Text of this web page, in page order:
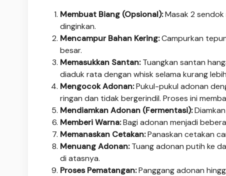
Membuat Biang (Opsional):Masak 2 sendok
dinginkan.
Mencampur Bahan Kering:Campurkan
besar.
Memasukkan Santan:Tuangkan santan
diaduk rata dengan whisk selama kurang
Mengocok Adonan:Pukul-pukul adonan
ringan dan tidak bergerindil. Proses ini
Mendiamkan Adonan (Fermentasi):
Memberi Warna:Bagi adonan menjadi
Memanaskan Cetakan:Panaskan cetakan
Menuang Adonan:Tuang adonan putih ke
di atasnya.
Proses Pematangan:Panggang adonan